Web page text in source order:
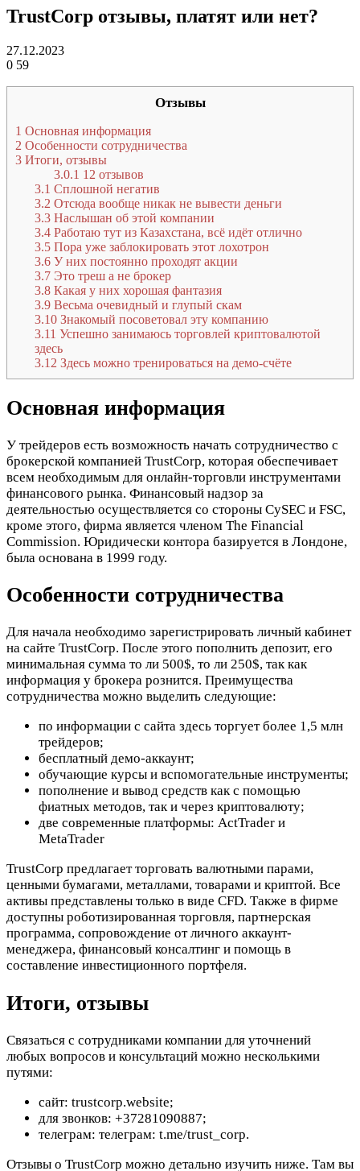
TrustCorp отзывы, платят или нет?
27.12.2023
0 59
Отзывы
1 Основная информация
2 Особенности сотрудничества
3 Итоги, отзывы
3.0.1 12 отзывов
3.1 Сплошной негатив
3.2 Отсюда вообще никак не вывести деньги
3.3 Наслышан об этой компании
3.4 Работаю тут из Казахстана, всё идёт отлично
3.5 Пора уже заблокировать этот лохотрон
3.6 У них постоянно проходят акции
3.7 Это треш а не брокер
3.8 Какая у них хорошая фантазия
3.9 Весьма очевидный и глупый скам
3.10 Знакомый посоветовал эту компанию
3.11 Успешно занимаюсь торговлей криптовалютой
здесь
3.12 Здесь можно тренироваться на демо-счёте
Основная информация
У трейдеров есть возможность начать сотрудничество с
брокерской компанией TrustCorp, которая обеспечивает
всем необходимым для онлайн-торговли инструментами
финансового рынка. Финансовый надзор за
деятельностью осуществляется со стороны CySEC и FSC,
кроме этого, фирма является членом The Financial
Commission. Юридически контора базируется в Лондоне,
была основана в 1999 году.
Особенности сотрудничества
Для начала необходимо зарегистрировать личный кабинет
на сайте TrustCorp. После этого пополнить депозит, его
минимальная сумма то ли 500$, то ли 250$, так как
информация у брокера рознится. Преимущества
сотрудничества можно выделить следующие:
по информации с сайта здесь торгует более 1,5 млн
трейдеров;
бесплатный демо-аккаунт;
обучающие курсы и вспомогательные инструменты;
пополнение и вывод средств как с помощью
фиатных методов, так и через криптовалюту;
две современные платформы: ActTrader и
MetaTrader
TrustCorp предлагает торговать валютными парами,
ценными бумагами, металлами, товарами и криптой. Все
активы представлены только в виде CFD. Также в фирме
доступны роботизированная торговля, партнерская
программа, сопровождение от личного аккаунт-
менеджера, финансовый консалтинг и помощь в
составление инвестиционного портфеля.
Итоги, отзывы
Связаться с сотрудниками компании для уточнений
любых вопросов и консультаций можно несколькими
путями:
сайт: trustcorp.website;
для звонков: +37281090887;
телеграм: телеграм: t.me/trust_corp.
Отзывы о TrustCorp можно детально изучить ниже. Там вы